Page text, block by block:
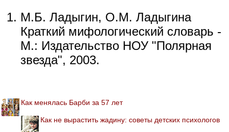
М.Б. Ладыгин, О.М. Ладыгина
Краткий мифологический словарь -
М.: Издательство НОУ "Полярная
звезда", 2003.
Как менялась Барби за 57 лет
Как не вырастить жадину: советы детских психологов